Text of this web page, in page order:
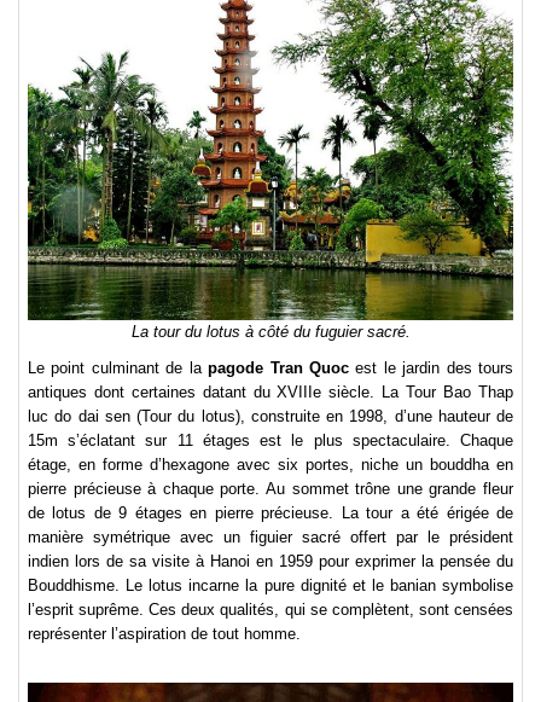
La tour du lotus à côté du fuguier sacré.
Le point culminant de lapagode Tran Quocest le jardin des tours
antiques dont certaines datant du XVIIIe siècle. La Tour Bao Thap
luc do dai sen (Tour du lotus), construite en 1998, d’une hauteur de
15m s’éclatant sur 11 étages est le plus spectaculaire. Chaque
étage, en forme d’hexagone avec six portes, niche un bouddha en
pierre précieuse à chaque porte. Au sommet trône une grande fleur
de lotus de 9 étages en pierre précieuse. La tour a été érigée de
manière symétrique avec un figuier sacré offert par le président
indien lors de sa visite à Hanoi en 1959 pour exprimer la pensée du
Bouddhisme. Le lotus incarne la pure dignité et le banian symbolise
l’esprit suprême. Ces deux qualités, qui se complètent, sont censées
représenter l’aspiration de tout homme.